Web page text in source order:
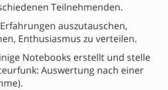
Teilnehmenden.
auszutauschen,
Enthusiasmus zu verteilen.
Notebooks erstellt und stelle
Auswertung nach einer